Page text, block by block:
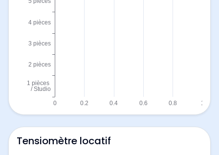
Tensiomètre locatif